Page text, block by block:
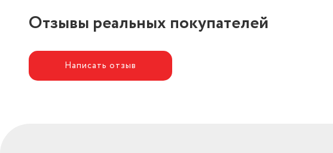
Отзывы реальных покупателей
Написать отзыв